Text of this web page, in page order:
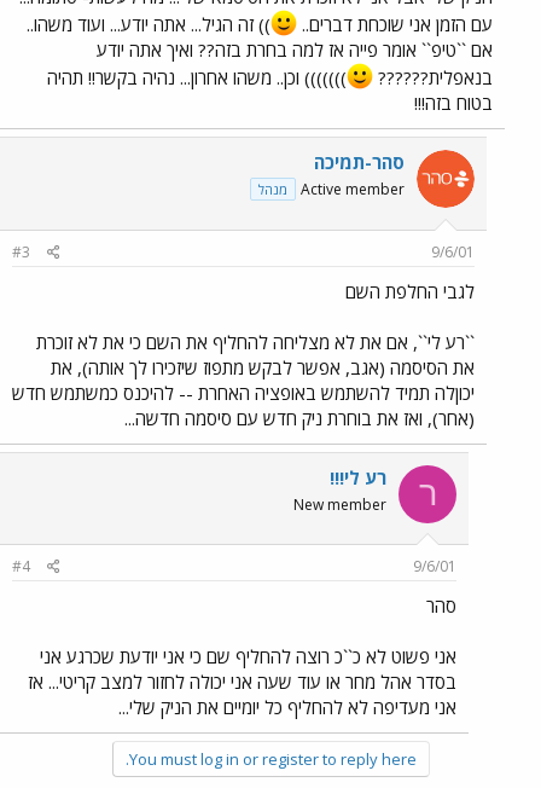
עם הזמן אני שוכחת דברים..
)) זה הגיל... אתה יודע... ועוד משהו..
אם ``טיפ`` אומר פייה אז למה בחרת בזה?? ואיך אתה יודע
בנאפלית??????
))))))) וכן.. משהו אחרון... נהיה בקשר!! תהיה
בטוח בזה!!!
סהר-תמיכה
Active member מנהל
9/6/01
#3
לגבי החלפת השם
``רע לי``, אם את לא מצליחה להחליף את השם כי את לא זוכרת
את הסיסמה (אגב, אפשר לבקש מתפוז שיזכירו לך אותה), את
יכוןלה תמיד להשתמש באופציה האחרת -- להיכנס כמשתמש חדש
(אחר), ואז את בוחרת ניק חדש עם סיסמה חדשה...
ר רע לי!!!
New member
9/6/01
#4
סהר
אני פשוט לא כ``כ רוצה להחליף שם כי אני יודעת שכרגע אני
בסדר אהל מחר או עוד שעה אני יכולה לחזור למצב קריטי... אז
אני מעדיפה לא להחליף כל יומיים את הניק שלי...
You must log in or register to reply here.